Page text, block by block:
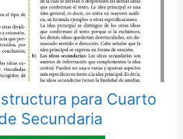
para Cuarto
Secundaria